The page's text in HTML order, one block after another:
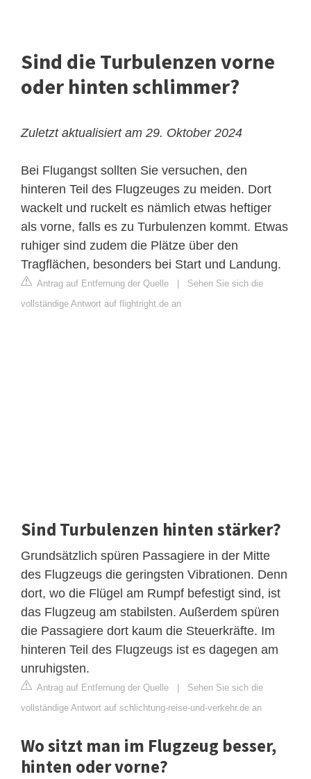
Sind die Turbulenzen vorne
oder hinten schlimmer?
Zuletzt aktualisiert am 29. Oktober 2024
Bei Flugangst sollten Sie versuchen, den
hinteren Teil des Flugzeuges zu meiden. Dort
wackelt und ruckelt es nämlich etwas heftiger
als vorne, falls es zu Turbulenzen kommt. Etwas
ruhiger sind zudem die Plätze über den
Tragflächen, besonders bei Start und Landung.
Antrag auf Entfernung der Quelle
Sehen Sie sich die
vollständige Antwort auf flightright.de an
Sind Turbulenzen hinten stärker?
Grundsätzlich spüren Passagiere in der Mitte
des Flugzeugs die geringsten Vibrationen. Denn
dort, wo die Flügel am Rumpf befestigt sind, ist
das Flugzeug am stabilsten. Außerdem spüren
die Passagiere dort kaum die Steuerkräfte. Im
hinteren Teil des Flugzeugs ist es dagegen am
unruhigsten.
Antrag auf Entfernung der Quelle
Sehen Sie sich die
vollständige Antwort auf schlichtung-reise-und-verkehr.de an
Wo sitzt man im Flugzeug besser,
hinten oder vorne?